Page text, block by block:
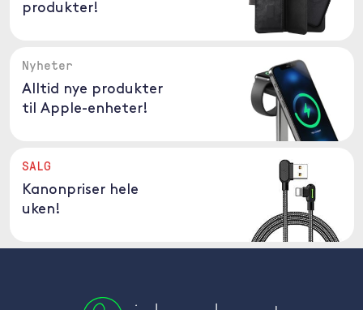
produkter!
Nyheter
Alltid nye produkter
til Apple-enheter!
SALG
Kanonpriser hele
uken!